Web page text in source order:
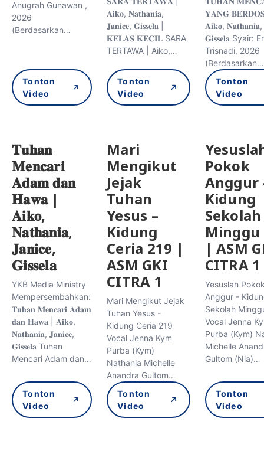
Anugrah Gunawan ,
2026
(Berdasarkan…
Tonton
Video
𝐀𝐢𝐤𝐨, 𝐍𝐚𝐭𝐡𝐚𝐧𝐢𝐚,
𝐉𝐚𝐧𝐢𝐜𝐞, 𝐆𝐢𝐬𝐬𝐞𝐥𝐚 |
𝐊𝐄𝐋𝐀𝐒 𝐊𝐄𝐂𝐈𝐋 SARA
TERTAWA | Aiko,…
Tonton
Video
𝐘𝐀𝐍𝐆
𝐀𝐢𝐤𝐨, 𝐍𝐚𝐭𝐡𝐚𝐧𝐢𝐚,
𝐆𝐢𝐬𝐬𝐞𝐥𝐚 Syair:
Trisnadi, 2026
(Berdasarkan…
Tonton
Video
𝐓𝐮𝐡𝐚𝐧
𝐌𝐞𝐧𝐜𝐚𝐫𝐢
𝐀𝐝𝐚𝐦 𝐝𝐚𝐧
𝐇𝐚𝐰𝐚 |
𝐀𝐢𝐤𝐨,
𝐍𝐚𝐭𝐡𝐚𝐧𝐢𝐚,
𝐉𝐚𝐧𝐢𝐜𝐞,
𝐆𝐢𝐬𝐬𝐞𝐥𝐚
YKB Media Ministry
Mempersembahkan:
𝐓𝐮𝐡𝐚𝐧 𝐌𝐞𝐧𝐜𝐚𝐫𝐢 𝐀𝐝𝐚𝐦
𝐝𝐚𝐧 𝐇𝐚𝐰𝐚 | 𝐀𝐢𝐤𝐨,
𝐍𝐚𝐭𝐡𝐚𝐧𝐢𝐚, 𝐉𝐚𝐧𝐢𝐜𝐞,
𝐆𝐢𝐬𝐬𝐞𝐥𝐚 Tuhan
Mencari Adam dan…
Tonton
Video
Mari
Mengikut
Jejak
Tuhan
Yesus –
Kidung
Ceria 219 |
ASM GKI
CITRA 1
Mari Mengikut Jejak
Tuhan Yesus -
Kidung Ceria 219
Vocal Jenna Kym
Purba (Kym)
Nathania Michelle
Anandra Gultom…
Tonton
Video
Pokok
Anggur
Kidung
Sekolah
Minggu
| ASM
CITRA 1
Yesuslah
Anggur -
Sekolah
Vocal Jenna
Purba (Kym)
Michelle
Gultom (Nia)…
Tonton
Video